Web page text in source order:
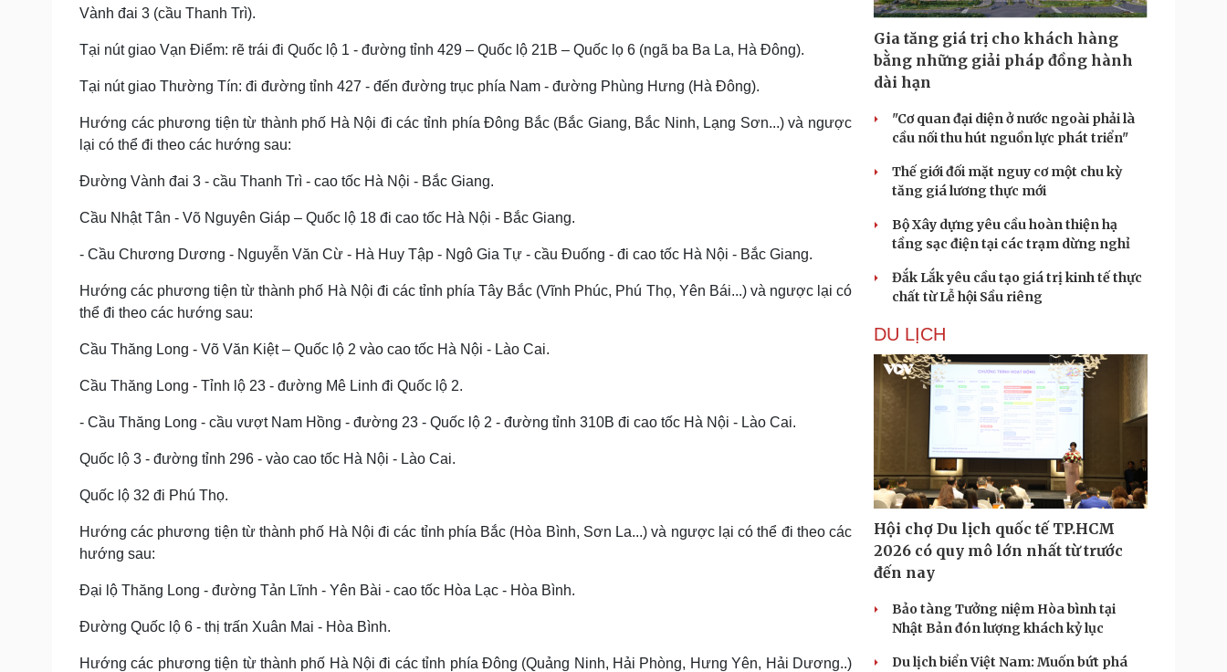
Vành đai 3 (cầu Thanh Trì).
Tại nút giao Vạn Điểm: rẽ trái đi Quốc lộ 1 - đường tỉnh 429 – Quốc lộ 21B – Quốc lọ 6 (ngã ba Ba La, Hà Đông).
Tại nút giao Thường Tín: đi đường tỉnh 427 - đến đường trục phía Nam - đường Phùng Hưng (Hà Đông).
Hướng các phương tiện từ thành phố Hà Nội đi các tỉnh phía Đông Bắc (Bắc Giang, Bắc Ninh, Lạng Sơn...) và ngược
lại có thể đi theo các hướng sau:
Đường Vành đai 3 - cầu Thanh Trì - cao tốc Hà Nội - Bắc Giang.
Cầu Nhật Tân - Võ Nguyên Giáp – Quốc lộ 18 đi cao tốc Hà Nội - Bắc Giang.
- Cầu Chương Dương - Nguyễn Văn Cừ - Hà Huy Tập - Ngô Gia Tự - cầu Đuống - đi cao tốc Hà Nội - Bắc Giang.
Hướng các phương tiện từ thành phố Hà Nội đi các tỉnh phía Tây Bắc (Vĩnh Phúc, Phú Thọ, Yên Bái...) và ngược lại có
thể đi theo các hướng sau:
Cầu Thăng Long - Võ Văn Kiệt – Quốc lộ 2 vào cao tốc Hà Nội - Lào Cai.
Cầu Thăng Long - Tỉnh lộ 23 - đường Mê Linh đi Quốc lộ 2.
- Cầu Thăng Long - cầu vượt Nam Hồng - đường 23 - Quốc lộ 2 - đường tỉnh 310B đi cao tốc Hà Nội - Lào Cai.
Quốc lộ 3 - đường tỉnh 296 - vào cao tốc Hà Nội - Lào Cai.
Quốc lộ 32 đi Phú Thọ.
Hướng các phương tiện từ thành phố Hà Nội đi các tỉnh phía Bắc (Hòa Bình, Sơn La...) và ngược lại có thể đi theo các
hướng sau:
Đại lộ Thăng Long - đường Tản Lĩnh - Yên Bài - cao tốc Hòa Lạc - Hòa Bình.
Đường Quốc lộ 6 - thị trấn Xuân Mai - Hòa Bình.
Hướng các phương tiện từ thành phố Hà Nội đi các tỉnh phía Đông (Quảng Ninh, Hải Phòng, Hưng Yên, Hải Dương..)
Gia tăng giá trị cho khách hàng
bằng những giải pháp đồng hành
dài hạn
"Cơ quan đại diện ở nước ngoài phải là
cầu nối thu hút nguồn lực phát triển"
Thế giới đối mặt nguy cơ một chu kỳ
tăng giá lương thực mới
Bộ Xây dựng yêu cầu hoàn thiện hạ
tầng sạc điện tại các trạm dừng nghỉ
Đắk Lắk yêu cầu tạo giá trị kinh tế thực
chất từ Lễ hội Sầu riêng
DU LỊCH
Hội chợ Du lịch quốc tế TP.HCM
2026 có quy mô lớn nhất từ trước
đến nay
Bảo tàng Tưởng niệm Hòa bình tại
Nhật Bản đón lượng khách kỷ lục
Du lịch biển Việt Nam: Muốn bứt phá